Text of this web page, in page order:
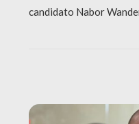
candidato Nabor